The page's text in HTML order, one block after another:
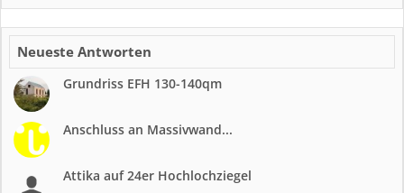
Neueste Antworten
Grundriss EFH 130-140qm
Anschluss an Massivwand...
Attika auf 24er Hochlochziegel